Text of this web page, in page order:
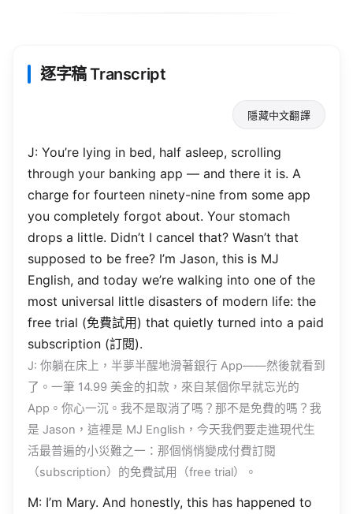
逐字稿 Transcript
隱藏中文翻譯
J: You’re lying in bed, half asleep, scrolling
through your banking app — and there it is. A
charge for fourteen ninety-nine from some app
you completely forgot about. Your stomach
drops a little. Didn’t I cancel that? Wasn’t that
supposed to be free? I’m Jason, this is MJ
English, and today we’re walking into one of the
most universal little disasters of modern life: the
free trial (免費試用) that quietly turned into a paid
subscription (訂閱).
J: 你躺在床上，半夢半醒地滑著銀行 App——然後就看到
了。一筆 14.99 美金的扣款，來自某個你早就忘光的
App 。你心一沉。我不是取消了嗎？那不是免費的嗎？我
是 Jason ，這裡是 MJ English ，今天我們要走進現代生
活最普遍的小災難之一：那個悄悄變成付費訂閱
（subscription）的免費試用（free trial）。
M: I’m Mary. And honestly, this has happened to